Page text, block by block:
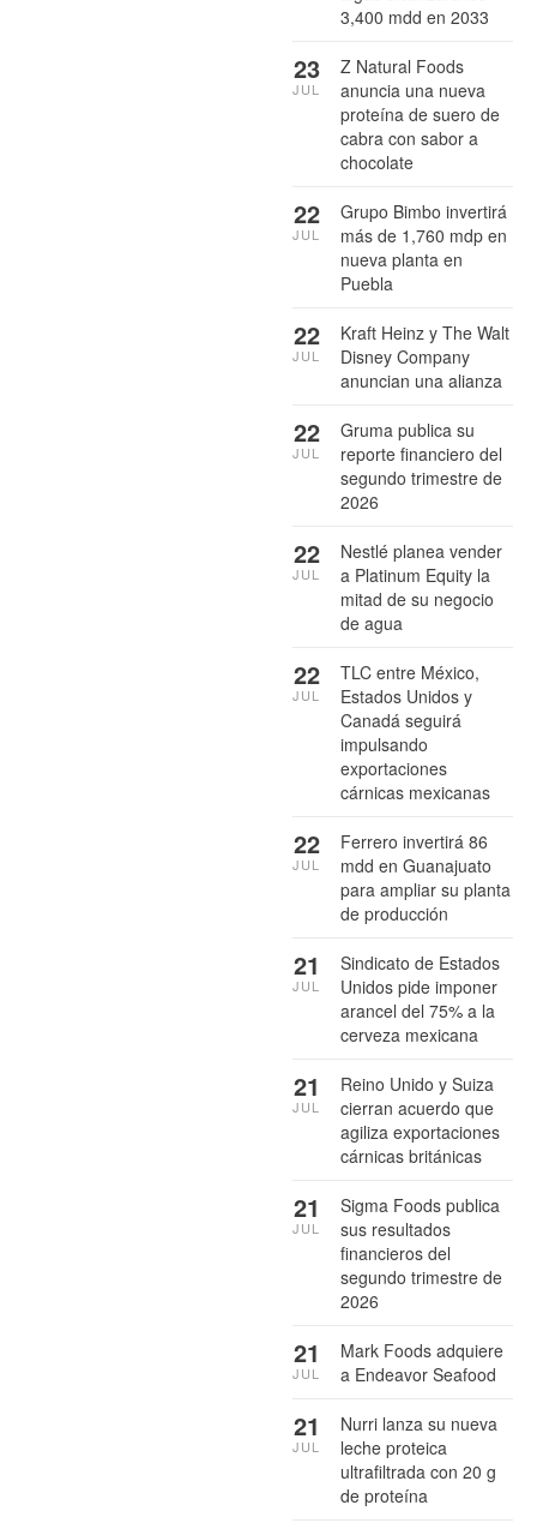
3,400 mdd en 2033
Z Natural Foods
anuncia una nueva
proteína de suero de
cabra con sabor a
chocolate
23
JUL
Grupo Bimbo invertirá
más de 1,760 mdp en
nueva planta en
Puebla
22
JUL
Kraft Heinz y The Walt
Disney Company
anuncian una alianza
22
JUL
Gruma publica su
reporte financiero del
segundo trimestre de
2026
22
JUL
Nestlé planea vender
a Platinum Equity la
mitad de su negocio
de agua
22
JUL
TLC entre México,
Estados Unidos y
Canadá seguirá
impulsando
exportaciones
cárnicas mexicanas
22
JUL
Ferrero invertirá 86
mdd en Guanajuato
para ampliar su planta
de producción
22
JUL
Sindicato de Estados
Unidos pide imponer
arancel del 75% a la
cerveza mexicana
21
JUL
Reino Unido y Suiza
cierran acuerdo que
agiliza exportaciones
cárnicas británicas
21
JUL
Sigma Foods publica
sus resultados
financieros del
segundo trimestre de
2026
21
JUL
Mark Foods adquiere
a Endeavor Seafood
21
JUL
Nurri lanza su nueva
leche proteica
ultrafiltrada con 20 g
de proteína
21
JUL